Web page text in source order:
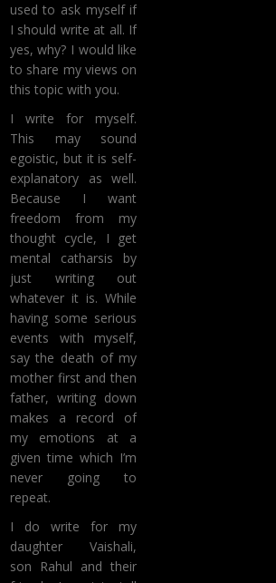
used to ask myself if
I should write at all. If
yes, why? I would like
to share my views on
this topic with you.
I write for myself.
This may sound
egoistic, but it is self-
explanatory as well.
Because I want
freedom from my
thought cycle, I get
mental catharsis by
just writing out
whatever it is. While
having some serious
events with myself,
say the death of my
mother first and then
father, writing down
makes a record of
my emotions at a
given time which I’m
never going to
repeat.
I do write for my
daughter Vaishali,
son Rahul and their